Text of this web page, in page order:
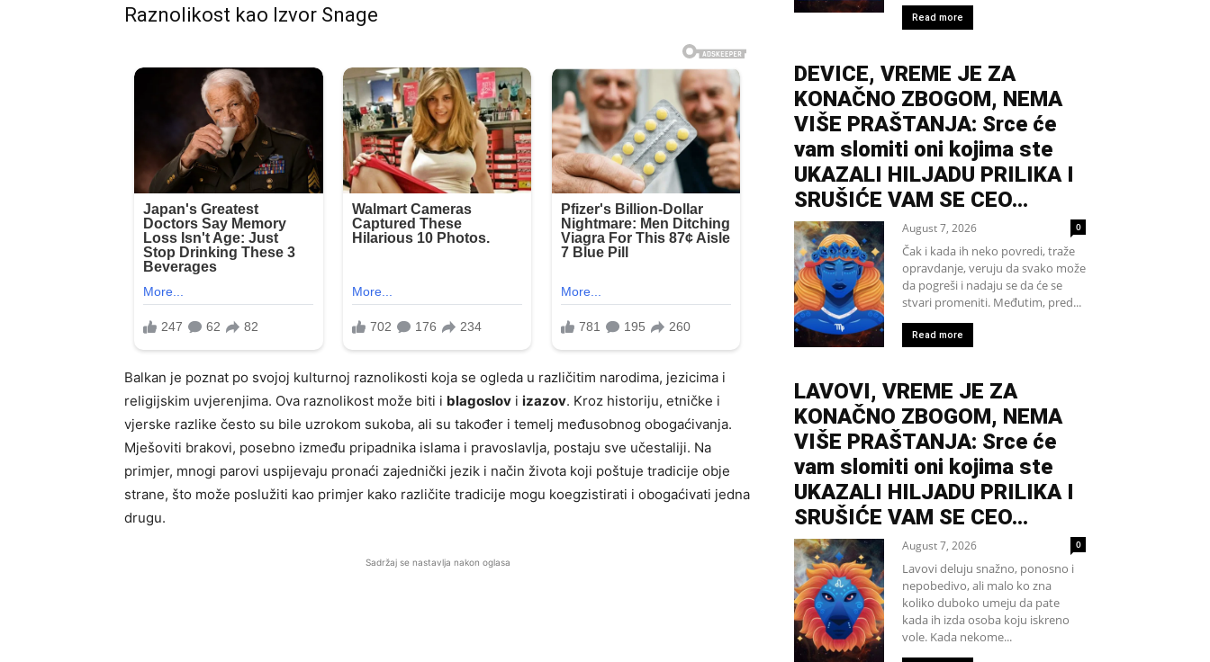
Raznolikost kao Izvor Snage
Balkan je poznat po svojoj kulturnoj raznolikosti koja se ogleda u različitim narodima, jezicima i
religijskim uvjerenjima. Ova raznolikost može biti i blagoslov i izazov. Kroz historiju, etničke i
vjerske razlike često su bile uzrokom sukoba, ali su također i temelj međusobnog obogaćivanja.
Mješoviti brakovi, posebno između pripadnika islama i pravoslavlja, postaju sve učestaliji. Na
primjer, mnogi parovi uspijevaju pronaći zajednički jezik i način života koji poštuje tradicije obje
strane, što može poslužiti kao primjer kako različite tradicije mogu koegzistirati i obogaćivati jedna
drugu.
Sadržaj se nastavlja nakon oglasa
Read more
DEVICE, VREME JE ZA
KONAČNO ZBOGOM, NEMA
VIŠE PRAŠTANJA: Srce će
vam slomiti oni kojima ste
UKAZALI HILJADU PRILIKA I
SRUŠIĆE VAM SE CEO...
August 7, 2026 0
Čak i kada ih neko povredi, traže
opravdanje, veruju da svako može
da pogreši i nadaju se da će se
stvari promeniti. Međutim, pred...
Read more
LAVOVI, VREME JE ZA
KONAČNO ZBOGOM, NEMA
VIŠE PRAŠTANJA: Srce će
vam slomiti oni kojima ste
UKAZALI HILJADU PRILIKA I
SRUŠIĆE VAM SE CEO...
August 7, 2026 0
Lavovi deluju snažno, ponosno i
nepobedivo, ali malo ko zna
koliko duboko umeju da pate
kada ih izda osoba koju iskreno
vole. Kada nekome...